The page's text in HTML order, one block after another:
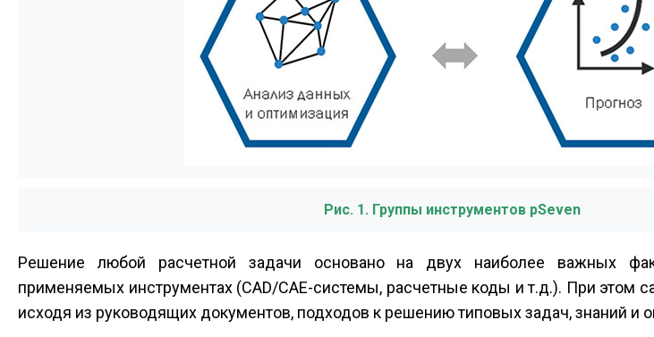
Рис. 1. Группы инструментов pSeven
Решение любой расчетной задачи основано на двух наиболее важных
применяемых инструментах (CAD/CAE-системы, расчетные коды и т.д.). При этом
исходя из руководящих документов, подходов к решению типовых задач, знаний и